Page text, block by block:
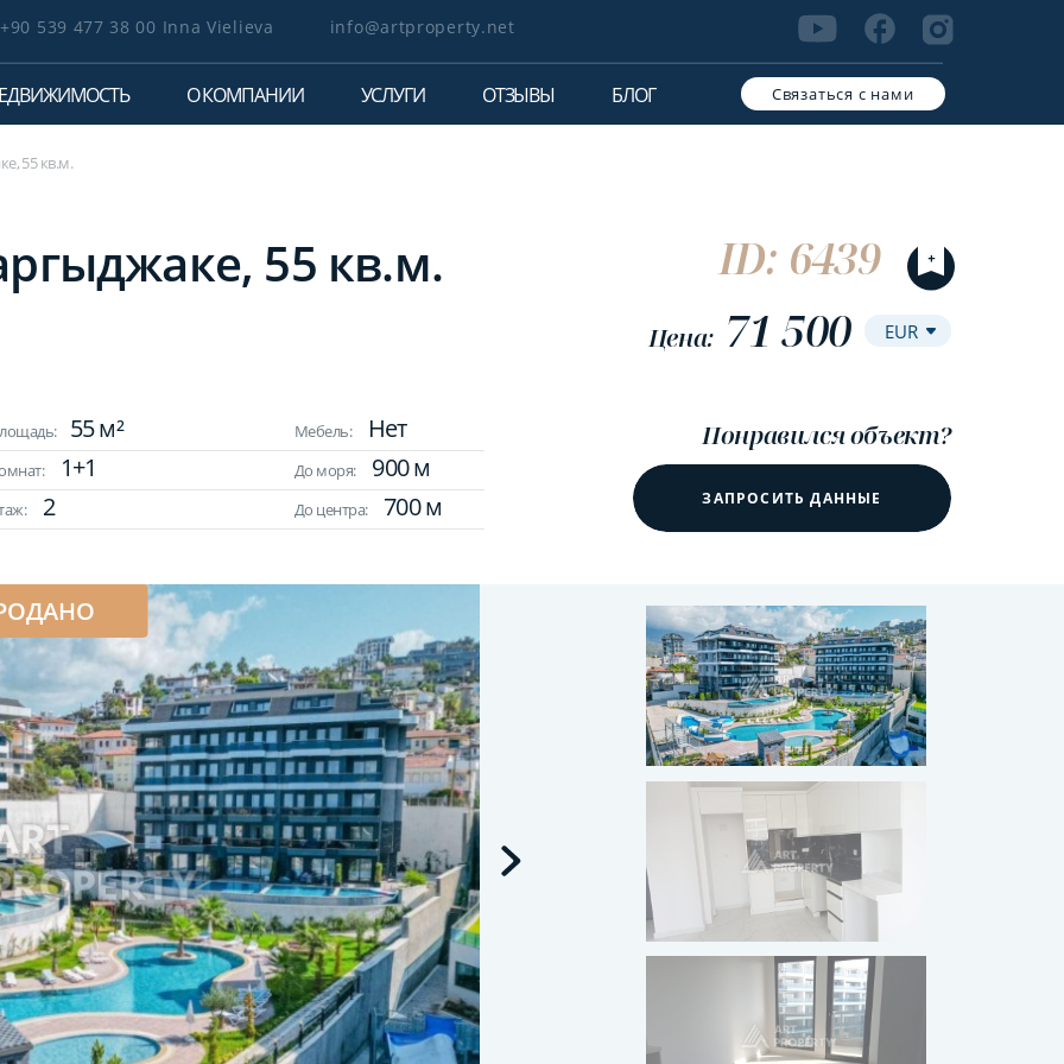
+90 539 477 38 00 Inna Vielieva info@artproperty.net
О КОМПАНИИ УСЛУГИ ОТЗЫВЫ БЛОГ Связаться с нами
55 кв.м.
55 кв.м. ID: 6439
Цена: 71 500
55 м² Мебель: Нет
1+1 До моря: 900 м
2 До центра: 700 м
Понравился объект?
ЗАПРОСИТЬ ДАННЫЕ
ПРОДАНО